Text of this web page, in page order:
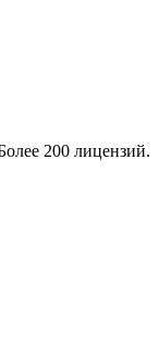
200 лицензий.